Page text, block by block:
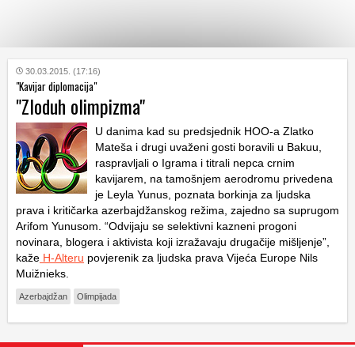
KATEGORIJE
HRVATSKI
WEB
30.03.2015. (17:16)
"Kavijar diplomacija"
"Zloduh olimpizma"
U danima kad su predsjednik HOO-a Zlatko
Mateša i drugi uvaženi gosti boravili u Bakuu,
raspravljali o Igrama i titrali nepca crnim
kavijarem, na tamošnjem aerodromu privedena
je Leyla Yunus, poznata borkinja za ljudska
prava i kritičarka azerbajdžanskog režima, zajedno sa suprugom
Arifom Yunusom. “Odvijaju se selektivni kazneni progoni
novinara, blogera i aktivista koji izražavaju drugačije mišljenje”,
kaže H-Alteru povjerenik za ljudska prava Vijeća Europe Nils
Muižnieks.
Azerbajdžan Olimpijada